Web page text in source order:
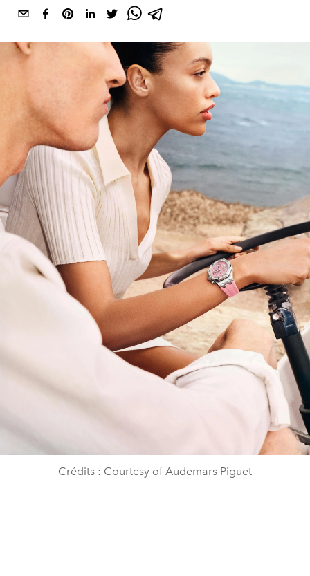
Crédits : Courtesy of Audemars Piguet